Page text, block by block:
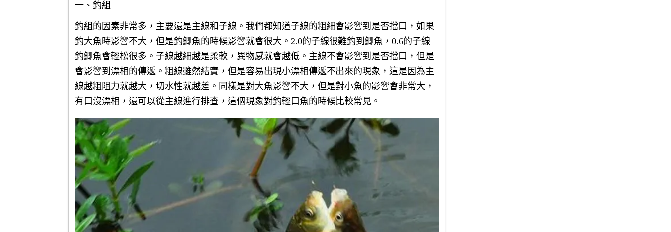
一、釣組
釣組的因素非常多，主要還是主線和子線。我們都知道子線的粗細會影響到是否擋口，如果
釣大魚時影響不大，但是釣鯽魚的時候影響就會很大。2.0的子線很難釣到鯽魚，0.6的子線
釣鯽魚會輕松很多。子線越細越是柔軟，異物感就會越低。主線不會影響到是否擋口，但是
會影響到漂相的傳遞。粗線雖然結實，但是容易出現小漂相傳遞不出來的現象，這是因為主
線越粗阻力就越大，切水性就越差。同樣是對大魚影響不大，但是對小魚的影響會非常大，
有口沒漂相，還可以從主線進行排查，這個現象對釣輕口魚的時候比較常見。